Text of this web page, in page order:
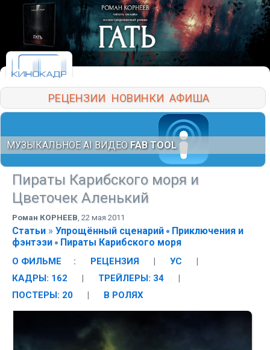
РЕЦЕНЗИИ НОВИНКИ АФИША
МУЗЫКАЛЬНОЕ AI ВИДЕО FAB TOOL
Пираты Карибского моря и
Цветочек Аленький
Роман КОРНЕЕВ, 22 мая 2011
Статьи » Упрощённый сценарий
Приключения и
фэнтэзи
Пираты Карибского моря
О ФИЛЬМЕ : РЕЦЕНЗИЯ | УС
|
КАДРЫ: 162
| ТРЕЙЛЕРЫ: 34
|
ПОСТЕРЫ: 20
| В РОЛЯХ